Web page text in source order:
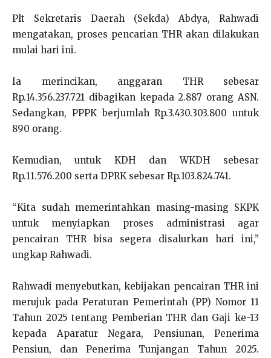
Plt Sekretaris Daerah (Sekda) Abdya, Rahwadi
mengatakan, proses pencarian THR akan dilakukan
mulai hari ini.
Ia merincikan, anggaran THR sebesar
Rp.14.356.237.721 dibagikan kepada 2.887 orang ASN.
Sedangkan, PPPK berjumlah Rp.3.430.303.800 untuk
890 orang.
Kemudian, untuk KDH dan WKDH sebesar
Rp.11.576.200 serta DPRK sebesar Rp.103.824.741.
“Kita sudah memerintahkan masing-masing SKPK
untuk menyiapkan proses administrasi agar
pencairan THR bisa segera disalurkan hari ini,”
ungkap Rahwadi.
Rahwadi menyebutkan, kebijakan pencairan THR ini
merujuk pada Peraturan Pemerintah (PP) Nomor 11
Tahun 2025 tentang Pemberian THR dan Gaji ke-13
kepada Aparatur Negara, Pensiunan, Penerima
Pensiun, dan Penerima Tunjangan Tahun 2025.